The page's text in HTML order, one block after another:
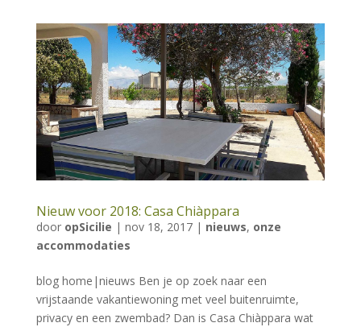
Nieuw voor 2018: Casa Chiàppara
door opSicilie | nov 18, 2017| nieuws, onze
accommodaties
blog home|nieuws Ben je op zoek naar een
vrijstaande vakantiewoning met veel buitenruimte,
privacy en een zwembad? Dan is Casa Chiàppara wat